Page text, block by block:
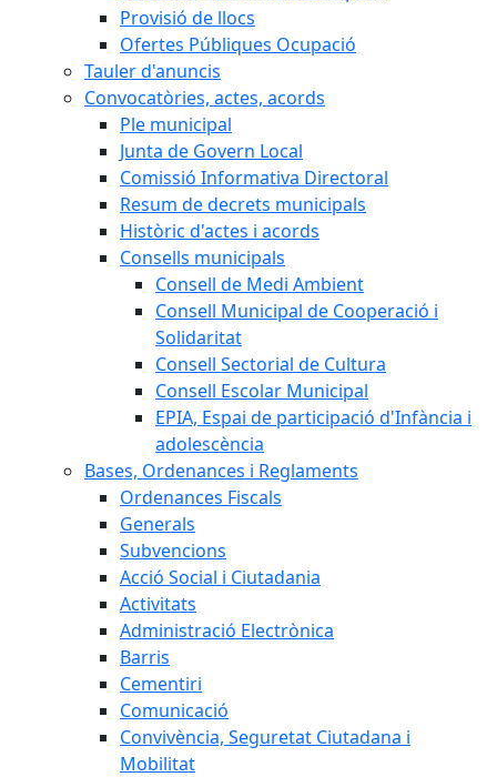
Provisió de llocs
Ofertes Públiques Ocupació
Tauler d'anuncis
Convocatòries, actes, acords
Ple municipal
Junta de Govern Local
Comissió Informativa Directoral
Resum de decrets municipals
Històric d'actes i acords
Consells municipals
Consell de Medi Ambient
Consell Municipal de Cooperació i
Solidaritat
Consell Sectorial de Cultura
Consell Escolar Municipal
EPIA, Espai de participació d'Infància i
adolescència
Bases, Ordenances i Reglaments
Ordenances Fiscals
Generals
Subvencions
Acció Social i Ciutadania
Activitats
Administració Electrònica
Barris
Cementiri
Comunicació
Convivència, Seguretat Ciutadana i
Mobilitat